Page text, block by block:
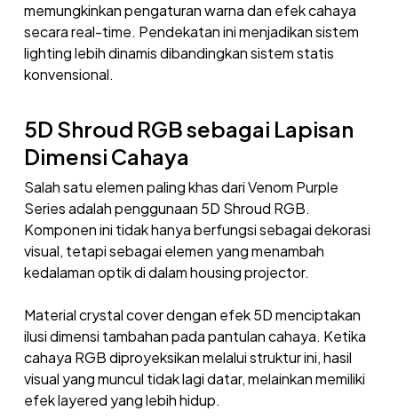
memungkinkan pengaturan warna dan efek cahaya
secara real-time. Pendekatan ini menjadikan sistem
lighting lebih dinamis dibandingkan sistem statis
konvensional.
5D Shroud RGB sebagai Lapisan
Dimensi Cahaya
Salah satu elemen paling khas dari Venom Purple
Series adalah penggunaan 5D Shroud RGB.
Komponen ini tidak hanya berfungsi sebagai dekorasi
visual, tetapi sebagai elemen yang menambah
kedalaman optik di dalam housing projector.
Material crystal cover dengan efek 5D menciptakan
ilusi dimensi tambahan pada pantulan cahaya. Ketika
cahaya RGB diproyeksikan melalui struktur ini, hasil
visual yang muncul tidak lagi datar, melainkan memiliki
efek layered yang lebih hidup.